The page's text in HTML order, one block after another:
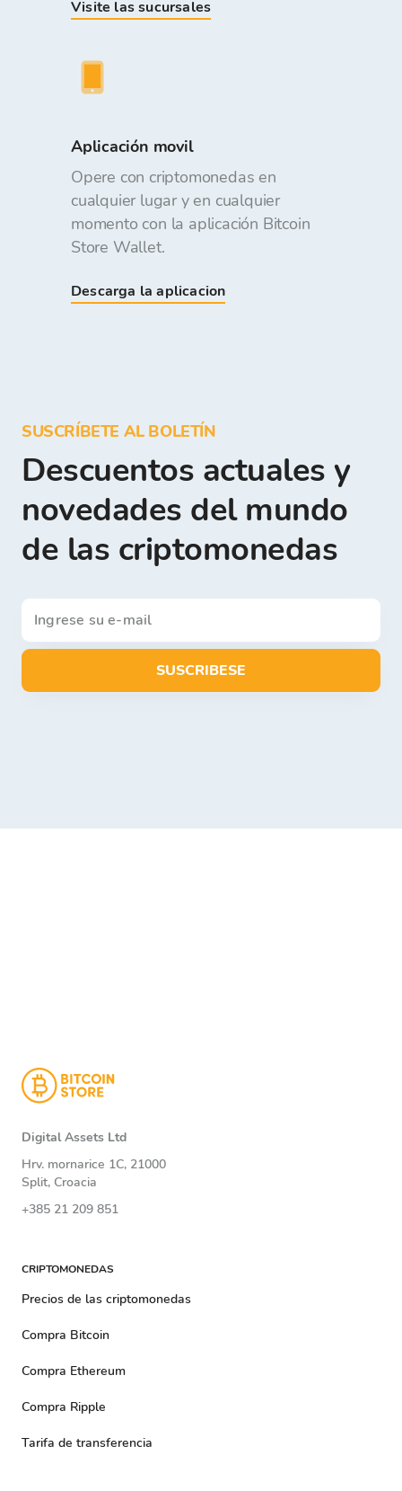
Visite las sucursales
Aplicación movil
Opere con criptomonedas en
cualquier lugar y en cualquier
momento con la aplicación Bitcoin
Store Wallet.
Descarga la aplicacion
SUSCRÍBETE AL BOLETÍN
Descuentos actuales y
novedades del mundo
de las criptomonedas
SUSCRIBESE
Digital Assets Ltd
Hrv. mornarice 1C, 21000
Split, Croacia
+385 21 209 851
CRIPTOMONEDAS
Precios de las criptomonedas
Compra Bitcoin
Compra Ethereum
Compra Ripple
Tarifa de transferencia